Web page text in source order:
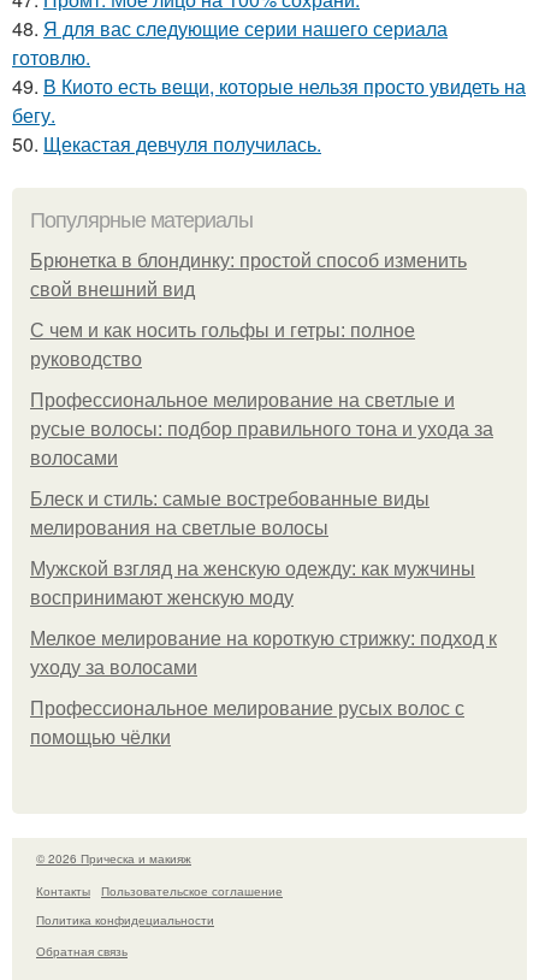
48. Я для вас следующие серии нашего сериала
готовлю.
49. В Киото есть вещи, которые нельзя просто увидеть на
бегу.
50. Щекастая девчуля получилась.
Популярные материалы
Брюнетка в блондинку: простой способ изменить
свой внешний вид
С чем и как носить гольфы и гетры: полное
руководство
Профессиональное мелирование на светлые и
русые волосы: подбор правильного тона и ухода за
волосами
Блеск и стиль: самые востребованные виды
мелирования на светлые волосы
Мужской взгляд на женскую одежду: как мужчины
воспринимают женскую моду
Мелкое мелирование на короткую стрижку: подход к
уходу за волосами
Профессиональное мелирование русых волос с
помощью чёлки
© 2026 Прическа и макияж
Контакты
Пользовательское соглашение
Политика конфидециальности
Обратная связь